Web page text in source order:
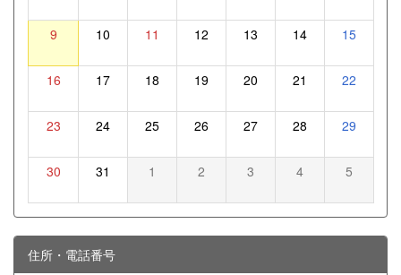
9 10 11 12 13 14 15
16 17 18 19 20 21 22
23 24 25 26 27 28 29
30 31 1 2 3 4 5
住所・電話番号